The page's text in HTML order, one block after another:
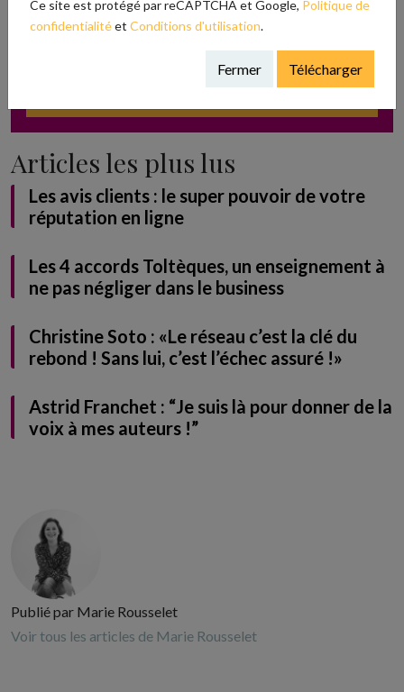
Ce site est protégé par reCAPTCHA et Google, Politique de
confidentialitéet Conditions d'utilisation.
Fermer Télécharger
GRATUITEMENT notre guide
Articles les plus lus
Les avis clients : le super pouvoir de votre
réputation en ligne
Les 4 accords Toltèques, un enseignement à
ne pas négliger dans le business
Christine Soto : «Le réseau c’est la clé du
rebond ! Sans lui, c’est l’échec assuré !»
Astrid Franchet : “Je suis là pour donner de la
voix à mes auteurs !”
Publié par Marie Rousselet
Voir tous les articles de Marie Rousselet